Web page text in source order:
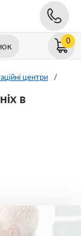
0
центри /
в